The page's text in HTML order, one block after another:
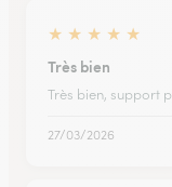
★ ★ ★ ★ ★
Très bien
Très bien, support
27/03/2026